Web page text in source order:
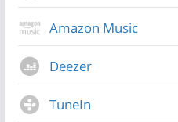
Amazon Music
Deezer
TuneIn